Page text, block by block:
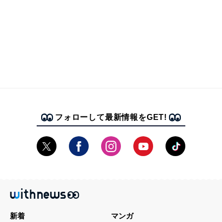
フォローして最新情報をGET!
新着 マンガ